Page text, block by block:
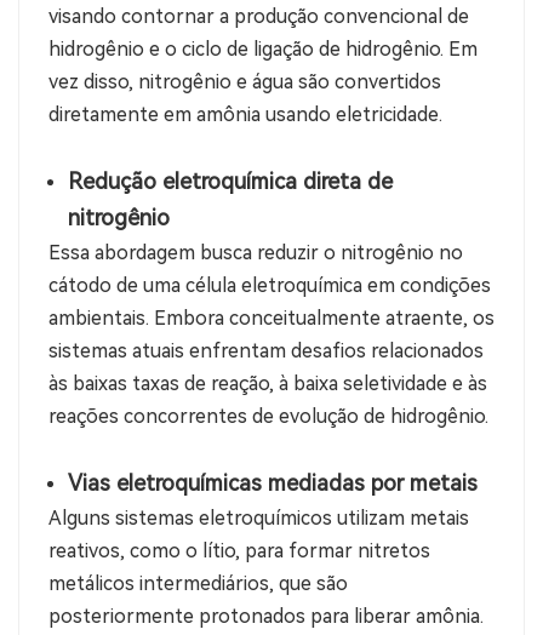
visando contornar a produção convencional de
hidrogênio e o ciclo de ligação de hidrogênio. Em
vez disso, nitrogênio e água são convertidos
diretamente em amônia usando eletricidade.
Redução eletroquímica direta de
nitrogênio
Essa abordagem busca reduzir o nitrogênio no
cátodo de uma célula eletroquímica em condições
ambientais. Embora conceitualmente atraente, os
sistemas atuais enfrentam desafios relacionados
às baixas taxas de reação, à baixa seletividade e às
reações concorrentes de evolução de hidrogênio.
Vias eletroquímicas mediadas por metais
Alguns sistemas eletroquímicos utilizam metais
reativos, como o lítio, para formar nitretos
metálicos intermediários, que são
posteriormente protonados para liberar amônia.